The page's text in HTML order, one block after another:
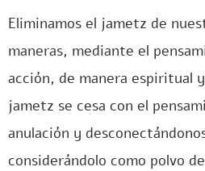
Eliminamos el jametz de
maneras, mediante el
acción, de manera espiritual
jametz se cesa con el
anulación y
considerándolo como polvo